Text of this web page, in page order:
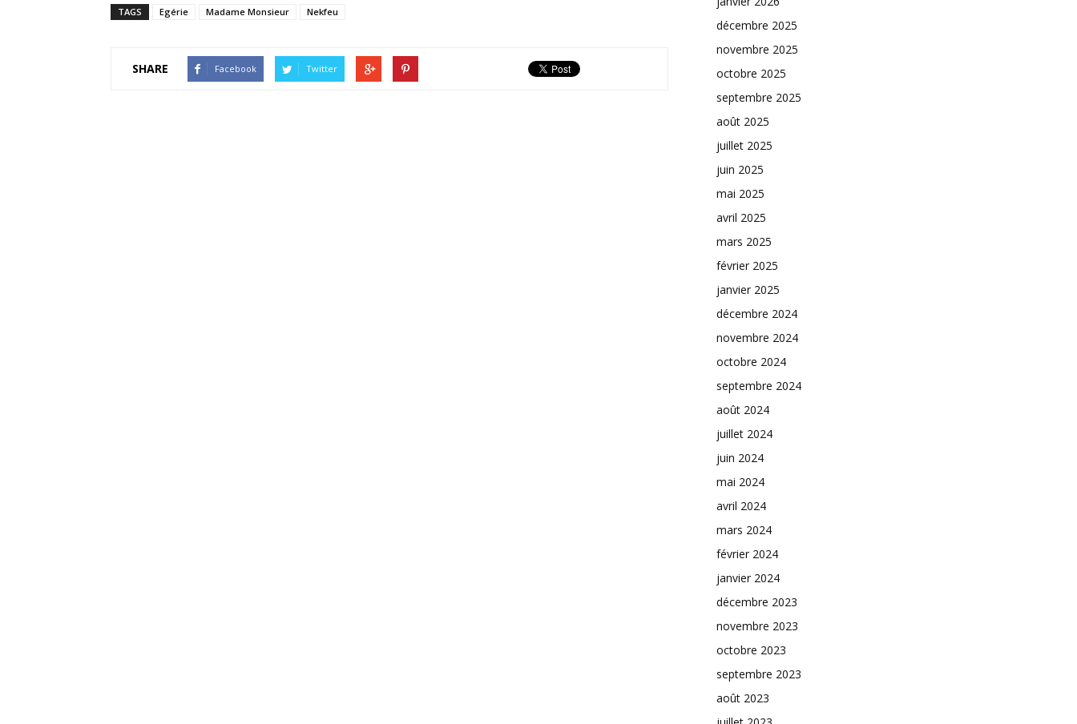
TAGS Egérie Madame Monsieur Nekfeu
SHARE Facebook Twitter
décembre 2025
novembre 2025
octobre 2025
septembre 2025
août 2025
juillet 2025
juin 2025
mai 2025
avril 2025
mars 2025
février 2025
janvier 2025
décembre 2024
novembre 2024
octobre 2024
septembre 2024
août 2024
juillet 2024
juin 2024
mai 2024
avril 2024
mars 2024
février 2024
janvier 2024
décembre 2023
novembre 2023
octobre 2023
septembre 2023
août 2023